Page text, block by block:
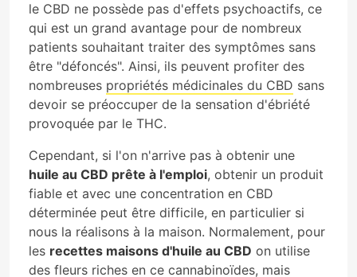
le CBD ne possède pas d'effets psychoactifs, ce
qui est un grand avantage pour de nombreux
patients souhaitant traiter des symptômes sans
être "défoncés". Ainsi, ils peuvent profiter des
nombreuses propriétés médicinales du CBD sans
devoir se préoccuper de la sensation d'ébriété
provoquée par le THC.
Cependant, si l'on n'arrive pas à obtenir une
huile au CBD prête à l'emploi, obtenir un produit
fiable et avec une concentration en CBD
déterminée peut être difficile, en particulier si
nous la réalisons à la maison. Normalement, pour
les recettes maisons d'huile au CBD on utilise
des fleurs riches en ce cannabinoïdes, mais